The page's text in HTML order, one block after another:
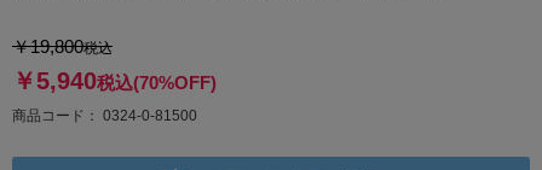
￥19,800税込
￥5,940税込(70%OFF)
商品コード 0324-0-81500